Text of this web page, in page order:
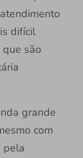
difícil
que são
grande
com
pela